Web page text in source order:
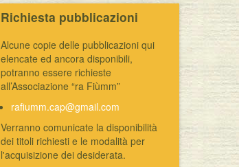
Richiesta pubblicazioni
Alcune copie delle pubblicazioni qui
elencate ed ancora disponibili,
potranno essere richieste
all’Associazione “ra Fiùmm”
rafiumm.cap@gmail.com
Verranno comunicate la disponibilità
dei titoli richiesti e le modalità per
l'acquisizione dei desiderata.